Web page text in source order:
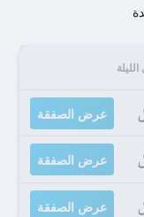
عرض الصفقة
عرض الصفقة
عرض الصفقة